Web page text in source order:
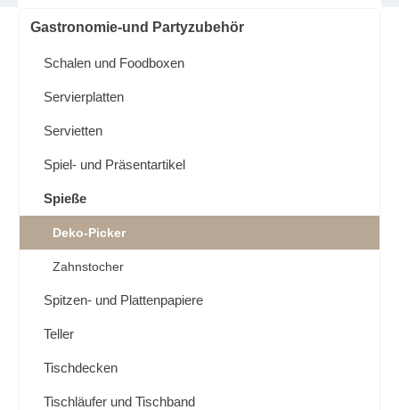
Gastronomie-und Partyzubehör
Schalen und Foodboxen
Servierplatten
Servietten
Spiel- und Präsentartikel
Spieße
Deko-Picker
Zahnstocher
Spitzen- und Plattenpapiere
Teller
Tischdecken
Tischläufer und Tischband